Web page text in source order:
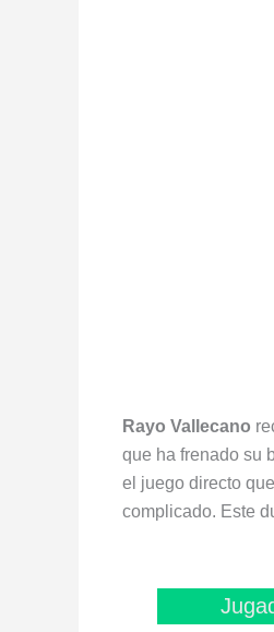
Rayo Vallecano
que ha frenado su
el juego directo
complicado. Este